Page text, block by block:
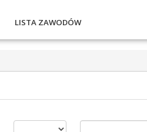
LISTA ZAWODÓW